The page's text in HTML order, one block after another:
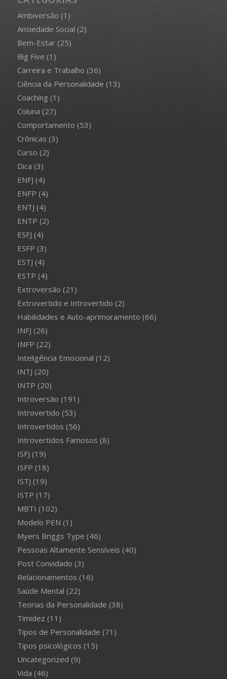
Ambiversão (1)
Ansiedade Social (2)
Bem-Estar(25)
Big Five (1)
Carreira e Trabalho (36)
Ciência da Personalidade (13)
Coaching (1)
Coluna (27)
Comportamento (53)
Crônicas (3)
Curso (2)
Dica (3)
ENFJ (4)
ENFP (4)
ENTJ (4)
ENTP (2)
ESFJ (4)
ESFP (3)
ESTJ (4)
ESTP (4)
Extroversão (21)
Extrovertido e Introvertido (2)
Habilidades e Auto-aprimoramento (66)
INFJ (26)
INFP (22)
Inteligência Emocional (12)
INTJ (20)
INTP (20)
Introversão (191)
Introvertido (53)
Introvertidos (56)
Introvertidos Famosos (8)
ISFJ (19)
ISFP (18)
ISTJ (19)
ISTP (17)
MBTI (102)
Modelo PEN (1)
Myers Briggs Type (46)
Pessoas Altamente Sensíveis (40)
Post Convidado (3)
Relacionamentos (16)
Saúde Mental (22)
Teorias da Personalidade (38)
Timidez (11)
Tipos de Personalidade (71)
Tipos psicológicos (15)
Uncategorized (9)
Vida (46)